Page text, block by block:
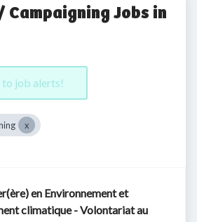
Campaigning Jobs in
to job alerts!
en Environnement et
climatique - Volontariat au